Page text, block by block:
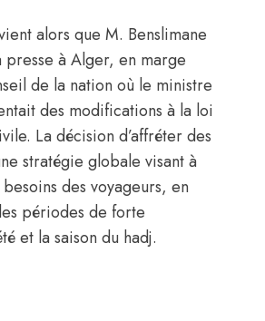
alors que M. Benslimane
presse à Alger, en marge
de la nation où le ministre
des modifications à la loi
La décision d’affréter des
stratégie globale visant à
des voyageurs, en
périodes de forte
et la saison du hadj.